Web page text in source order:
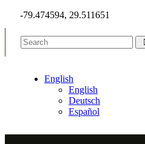
-79.474594, 29.511651
English
English
Deutsch
Español